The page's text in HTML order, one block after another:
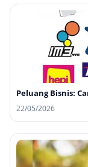
Peluang Bisnis:
22/05/2026